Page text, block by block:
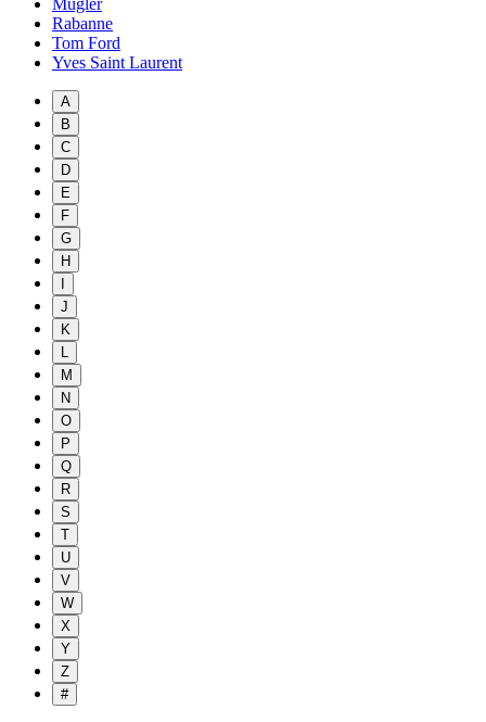
Mugler
Rabanne
Tom Ford
Yves Saint Laurent
A
B
C
D
E
F
G
H
J
K
L
M
N
O
P
Q
R
S
T
U
V
W
X
Y
Z
#